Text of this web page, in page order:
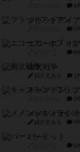
1
フラットアイ
2
エコーズ・オ
8
南北戦争
紹介文あり 1
キャプテン・
2
メメントオン
紹介文あり 4
パーミッド
1